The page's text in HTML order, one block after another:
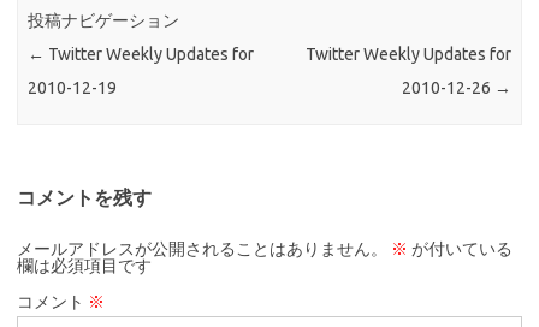
投稿ナビゲーション
← Twitter Weekly Updates for
2010-12-19
Twitter Weekly Updates for
2010-12-26 →
コメントを残す
メールアドレスが公開されることはありません。 ※ が付いている
欄は必須項目です
コメント ※